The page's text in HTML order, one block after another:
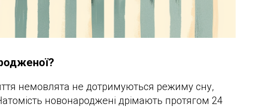
немовлята не дотримуються режиму сну,
новонароджені дрімають протягом 24